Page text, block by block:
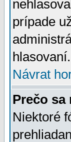
prípade
hlasovaní.
Návrat
Prečo
Niektoré